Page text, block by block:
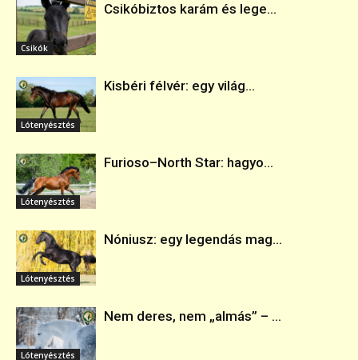
Csikók
Csikóbiztos karám és lege...
Lótenyésztés
Kisbéri félvér: egy világ...
Lótenyésztés
Furioso–North Star: hagyo...
Lótenyésztés
Nóniusz: egy legendás mag...
Lótenyésztés
Nem deres, nem „almás” – ...